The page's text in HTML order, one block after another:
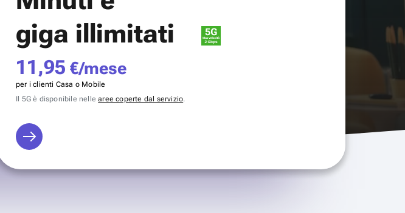
giga illimitati
11,95 €/mese
per i clienti Casa o Mobile
Il 5G è disponibile nellearee coperte dal servizio.